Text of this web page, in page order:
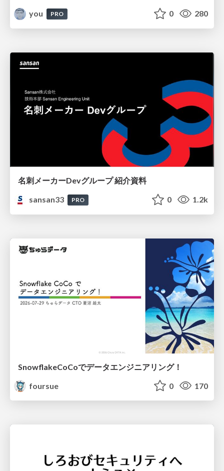
you
PRO 0 280
名刺メーカーDevグループ 紹介資料
sansan33
PRO 0 1.2k
SnowflakeCoCoでデータエンジニアリング！
foursue
0 170